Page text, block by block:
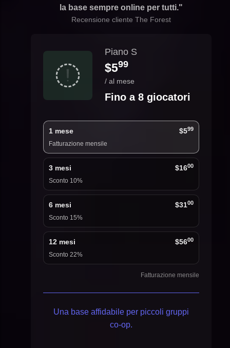
la base sempre online per tutti."
Recensione cliente The Forest
Piano S
$599
/ al mese
Fino a 8 giocatori
1 mese $599
Fatturazione mensile
3 mesi $1600
Sconto 10%
6 mesi $3100
Sconto 15%
12 mesi $5600
Sconto 22%
Fatturazione mensile
Una base affidabile per piccoli gruppi
co-op.